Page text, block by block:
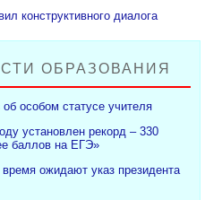
конструктивного диалога
ОБРАЗОВАНИЯ
особом статусе учителя
установлен рекорд – 330
баллов на ЕГЭ»
ожидают указ президента